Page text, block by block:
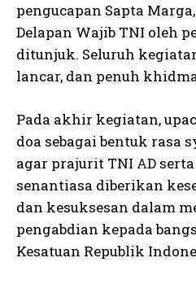
pengucapan Sapta
Delapan Wajib TNI oleh
ditunjuk. Seluruh
lancar, dan penuh
Pada akhir kegiatan,
doa sebagai bentuk rasa
agar prajurit TNI AD serta
senantiasa diberikan
dan kesuksesan dalam
pengabdian kepada
Kesatuan Republik